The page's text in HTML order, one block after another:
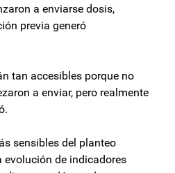
a enviarse dosis,
previa generó
tan accesibles porque no
a enviar, pero realmente
sensibles del planteo
de indicadores